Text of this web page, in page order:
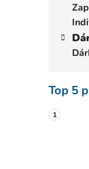
Top 5